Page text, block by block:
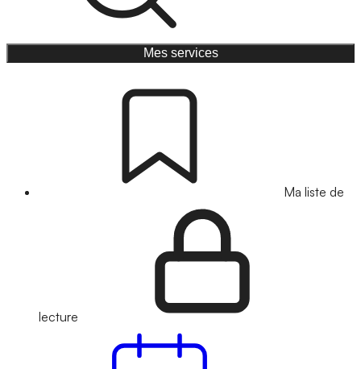
Mes services
Ma liste de
lecture